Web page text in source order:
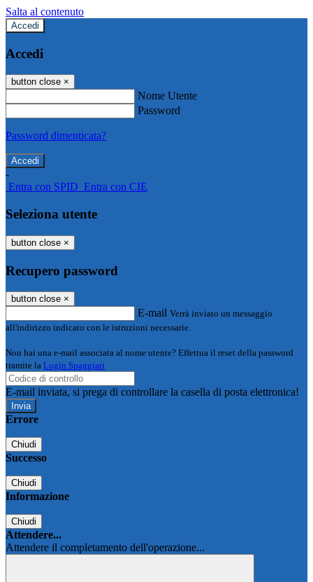
Salta al contenuto
Accedi
Accedi
button close ×
Nome Utente
Password
Password dimenticata?
-
Entra con SPID Entra con CIE
Seleziona utente
button close ×
Recupero password
button close ×
E-mail Verrà inviato un messaggio
all'indirizzo indicato con le istruzioni necessarie.
Non hai una e-mail associata al nome utente? Effettua il reset della password
tramite la Login Spaggiari
E-mail inviata, si prega di controllare la casella di posta elettronica!
Errore
Chiudi
Successo
Chiudi
Informazione
Chiudi
Attendere...
Attendere il completamento dell'operazione...